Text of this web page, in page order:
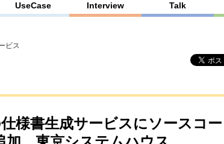
UseCase Interview Talk
ビス
様書生成サービスにソースコ